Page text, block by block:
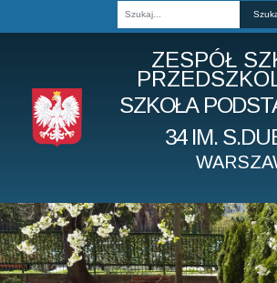
ZESPÓŁ
SZKOŁA
34 IM.